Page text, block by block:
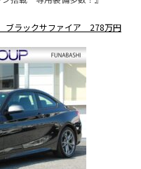
ラックサファイア 278万円